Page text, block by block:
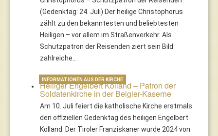
(Gedenktag: 24. Juli) Der heilige Christophorus
zählt zu den bekanntesten und beliebtesten
Heiligen – vor allem im Straßenverkehr. Als
Schutzpatron der Reisenden ziert sein Bild
zahlreiche…
Heiliger Engelbert Kolland – Patron der
Soldatenkirche in der Belgier-Kaserne
Am 10. Juli feiert die katholische Kirche erstmals
den offiziellen Gedenktag des heiligen Engelbert
Kolland. Der Tiroler Franziskaner wurde 2024 von
INFORMATIONEN AUS DER KIRCHE